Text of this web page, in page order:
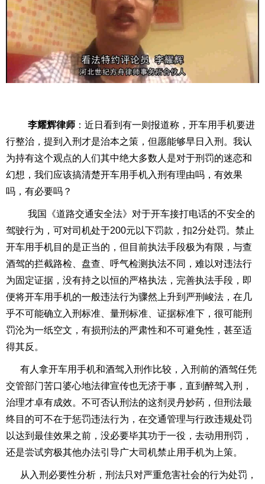
李耀辉律师 ：近日看到有一则报道称，开车用手机要进
行整治，提到入刑才是治本之策，但愿能够早日入刑。我认
为持有这个观点的人们其中绝大多数人是对于刑罚的迷恋和
幻想，我们应该搞清楚开车用手机入刑有理由吗，有效果
吗，有必要吗？
我国《道路交通安全法》对于开车接打电话的不安全的
驾驶行为，可对司机处于200元以下罚款，扣2分处罚。禁止
开车用手机目的是正当的，但目前执法手段极为有限，与查
酒驾的拦截路检、盘查、呼气检测执法不同，难以对违法行
为固定证据，没有持之以恒的严格执法，完善执法手段，即
便将开车用手机的一般违法行为骤然上升到严刑峻法，在几
乎不可能确立入刑标准、量刑标准、证据标准下，很可能刑
罚沦为一纸空文，有损刑法的严肃性和不可避免性，甚至适
得其反。
有人拿开车用手机和酒驾入刑作比较，入刑前的酒驾任凭
交管部门苦口婆心地法律宣传也无济于事，直到醉驾入刑，
治理才卓有成效。不可否认刑法的这剂灵丹妙药，但刑法最
终目的可不在于惩罚违法行为，在交通管理与行政违规处罚
以达到最佳效果之前，没必要毕其功于一役，去动用刑罚，
还是尝试穷极其他办法引导广大司机禁止用手机为上策。
从入刑必要性分析，刑法只对严重危害社会的行为处罚，